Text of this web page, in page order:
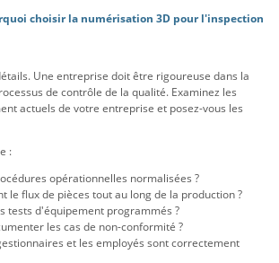
choisir la numérisation 3D pour l'inspection
Une entreprise doit être rigoureuse dans la
de contrôle de la qualité. Examinez les
actuels de votre entreprise et posez-vous les
:
opérationnelles normalisées ?
le flux de pièces tout au long de la production ?
tests d'équipement programmés ?
les cas de non-conformité ?
et les employés sont correctement